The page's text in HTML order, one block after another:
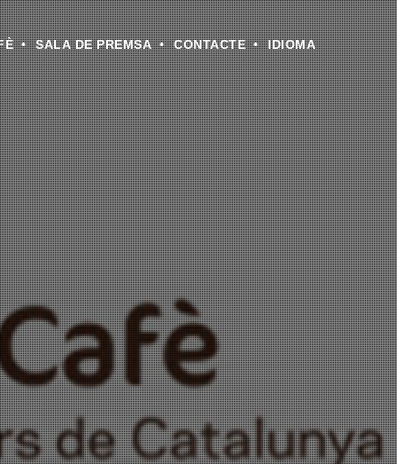
SALA DE PREMSA CONTACTE IDIOMA